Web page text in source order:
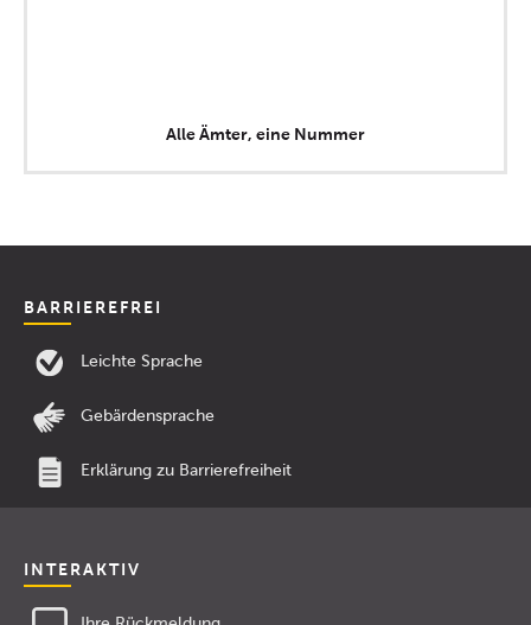
Alle Ämter, eine Nummer
BARRIEREFREI
Leichte Sprache
Gebärdensprache
Erklärung zu Barrierefreiheit
INTERAKTIV